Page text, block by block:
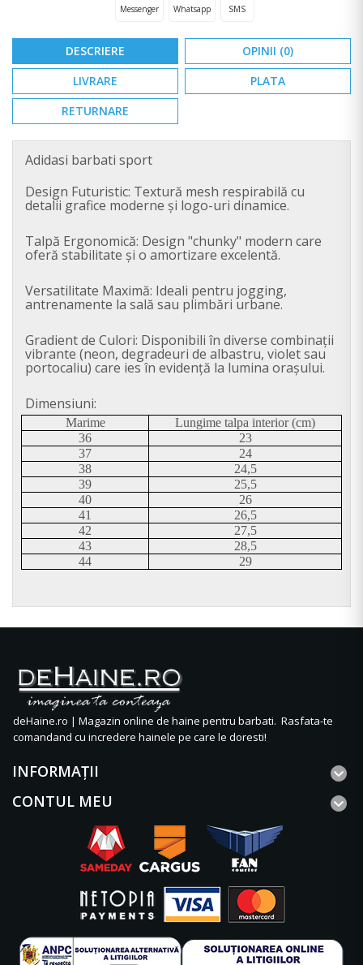
Messenger Whatsapp SMS
DESCRIERE
OPINII (0)
LIVRARE
PLATA
RETURNARE
Adidasi barbati sport
Design Futuristic: Textură mesh respirabilă cu
detalii grafice moderne și logo-uri dinamice.
Talpă Ergonomică: Design "chunky" modern care
oferă stabilitate și o amortizare excelentă.
Versatilitate Maximă: Ideali pentru jogging,
antrenamente la sală sau plimbări urbane.
Gradient de Culori: Disponibili în diverse combinații
vibrante (neon, degradeuri de albastru, violet sau
portocaliu) care ies în evidență la lumina orașului.
Dimensiuni:
Marime
Lungime talpa interior (cm)
36
23
37
24
38
24,5
39
25,5
40
26
41
26,5
42
27,5
43
28,5
44
29
deHaine.ro | Magazin online de haine pentru barbati. Rasfata-te
comandand cu incredere hainele pe care le doresti!
INFORMAŢII
CONTUL MEU